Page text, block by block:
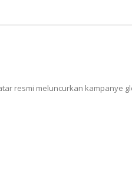
resmi meluncurkan kampanye